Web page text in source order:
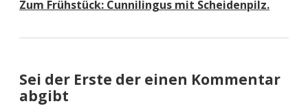
Zum Frühstück: Cunnilingus mit Scheidenpilz.
Sei der Erste der einen Kommentar
abgibt